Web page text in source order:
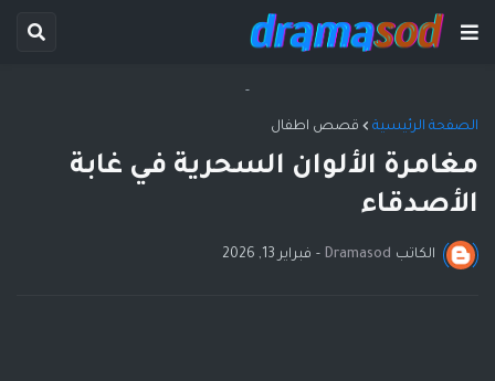
-
الصفحة الرئيسية قصص اطفال
مغامرة الألوان السحرية في غابة
الأصدقاء
الكاتب Dramasod
- فبراير 13, 2026